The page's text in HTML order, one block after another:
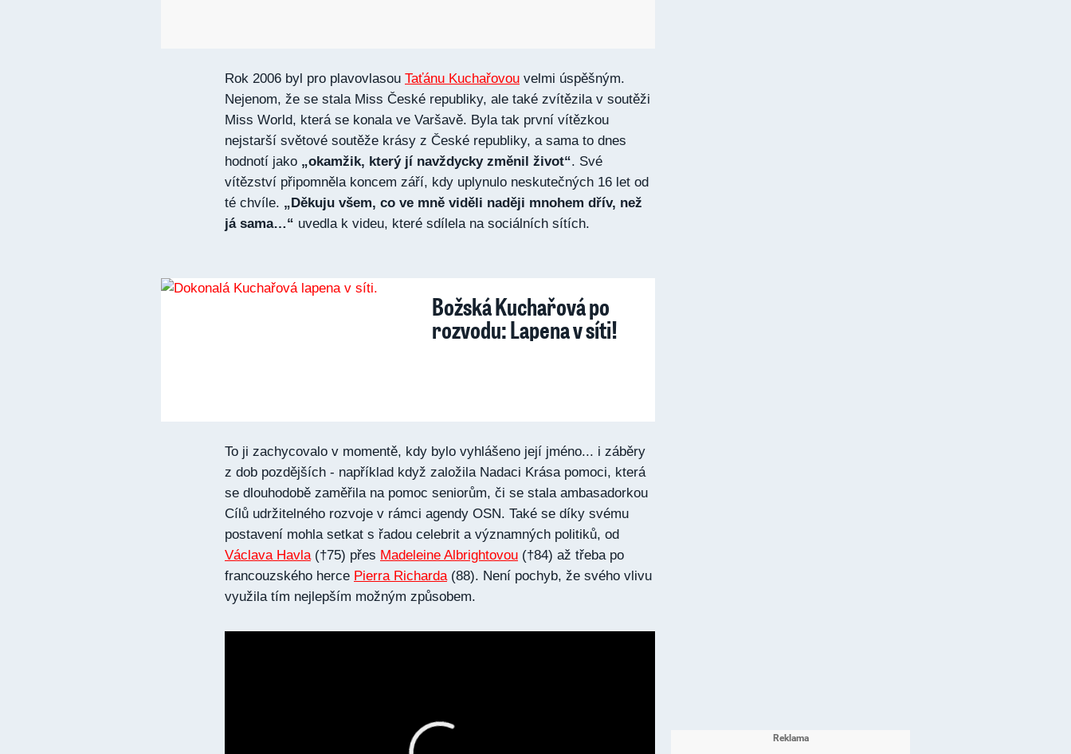
Rok 2006 byl pro plavovlasou Taťánu Kuchařovou velmi úspěšným.
Nejenom, že se stala Miss České republiky, ale také zvítězila v soutěži
Miss World, která se konala ve Varšavě. Byla tak první vítězkou
nejstarší světové soutěže krásy z České republiky, a sama to dnes
hodnotí jako „okamžik, který jí navždycky změnil život“. Své
vítězství připomněla koncem září, kdy uplynulo neskutečných 16 let od
té chvíle. „Děkuju všem, co ve mně viděli naději mnohem dřív, než
já sama…“ uvedla k videu, které sdílela na sociálních sítích.
Božská Kuchařová po
rozvodu: Lapena v síti!
To ji zachycovalo v momentě, kdy bylo vyhlášeno její jméno... i záběry
z dob pozdějších - například když založila Nadaci Krása pomoci, která
se dlouhodobě zaměřila na pomoc seniorům, či se stala ambasadorkou
Cílů udržitelného rozvoje v rámci agendy OSN. Také se díky svému
postavení mohla setkat s řadou celebrit a významných politiků, od
Václava Havla(†75) přes Madeleine Albrightovou (†84) až třeba po
francouzského herce Pierra Richarda(88). Není pochyb, že svého vlivu
využila tím nejlepším možným způsobem.